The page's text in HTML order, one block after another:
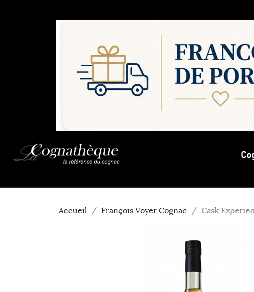
Accueil François Voyer Cognac Cask